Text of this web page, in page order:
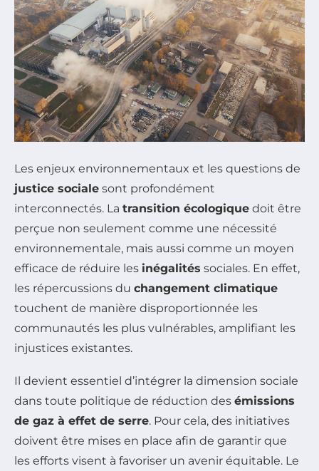
Les enjeux environnementaux et les questions de
justice sociale sont profondément
interconnectés. La transition écologique doit être
perçue non seulement comme une nécessité
environnementale, mais aussi comme un moyen
efficace de réduire les inégalités sociales. En effet,
les répercussions du changement climatique
touchent de manière disproportionnée les
communautés les plus vulnérables, amplifiant les
injustices existantes.
Il devient essentiel d’intégrer la dimension sociale
dans toute politique de réduction des émissions
de gaz à effet de serre. Pour cela, des initiatives
doivent être mises en place afin de garantir que
les efforts visent à favoriser un avenir équitable. Le